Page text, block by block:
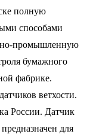
полную
способами
промышленную
бумажного
фабрике.
ветхости.
России. Датчик
для